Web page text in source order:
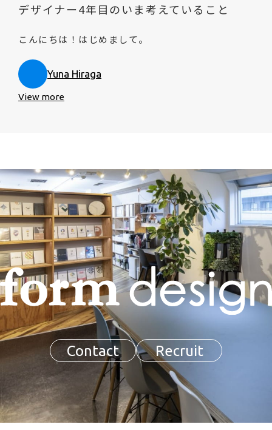
デザイナー4年目のいま考えていること
こんにちは！はじめまして。
Yuna Hiraga
View more
Contact Recruit